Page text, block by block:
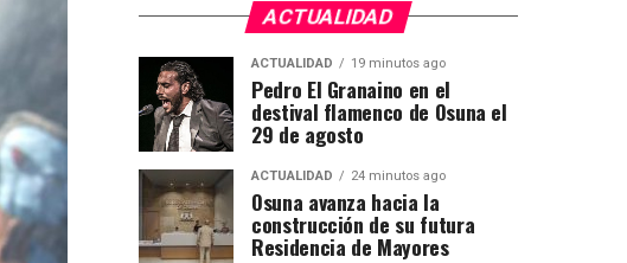
ACTUALIDAD
ACTUALIDAD 19 minutos ago
Pedro El Granaino en el
destival flamenco de Osuna el
29 de agosto
ACTUALIDAD 24 minutos ago
Osuna avanza hacia la
construcción de su futura
Residencia de Mayores